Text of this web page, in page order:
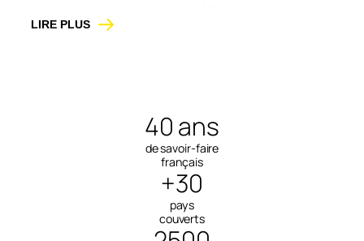
adaptées à tous types
Sécuriser et structurer
l’espace public :
Atech propose des équipements
sur mesure pour délimiter les flux
LIRE PLUS
40 ans
de savoir-faire
français
+30
pays
couverts